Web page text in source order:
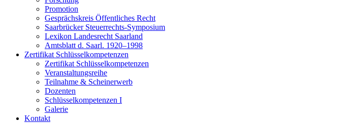
Promotion
Gesprächskreis Öffentliches Recht
Saarbrücker Steuerrechts-Symposium
Lexikon Landesrecht Saarland
Amtsblatt d. Saarl. 1920–1998
Zertifikat Schlüsselkompetenzen
Zertifikat Schlüsselkompetenzen
Veranstaltungsreihe
Teilnahme & Scheinerwerb
Dozenten
Schlüsselkompetenzen I
Galerie
Kontakt